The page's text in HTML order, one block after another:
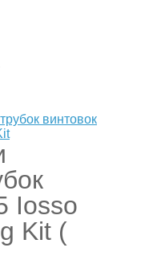
Iosso
Kit (